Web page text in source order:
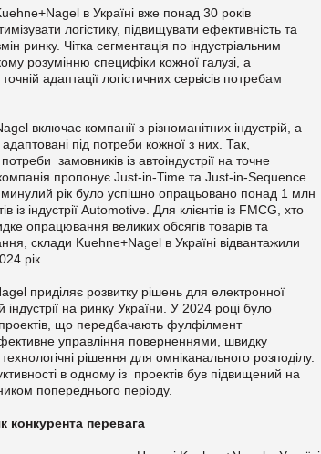
в Україні вже понад 30 років
логістику, підвищувати ефективність та
ринку. Чітка сегментація по індустріальним
розумінню специфіки кожної галузі, а
адаптації логістичних сервісів потребам
включає компанії з різноманітних індустрій, а
під потреби кожної з них. Так,
замовників із автоіндустрії на точне
пропонує Just-in-Time та Just-in-Sequence
минулий рік було успішно опрацьовано понад 1 млн
із індустрії Automotive. Для клієнтів із FMCG, хто
опрацювання великих обсягів товарів та
склади Kuehne+Nagel в Україні відвантажили
рік.
приділяє розвитку рішень для електронної
індустрії на ринку України. У 2024 році було
що передбачають фулфілмент
управління поверненнями, швидку
рішення для омніканального розподілу.
в одному із проектів був підвищений на
попереднього періоду.
конкурента перевага